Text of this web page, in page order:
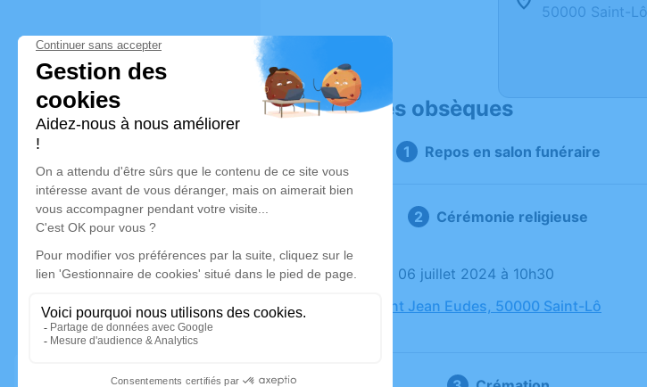
50000 Saint-Lô
Déroulé des obsèques
Repos en salon funéraire
Cérémonie religieuse
Le samedi 06 juillet 2024 à 10h30
Église Saint Jean Eudes, 50000 Saint-Lô